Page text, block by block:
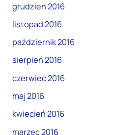
grudzień 2016
listopad 2016
październik 2016
sierpień 2016
czerwiec 2016
maj 2016
kwiecień 2016
marzec 2016